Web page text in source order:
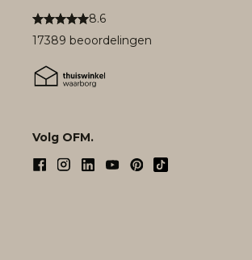
8.6
17389 beoordelingen
Volg OFM.